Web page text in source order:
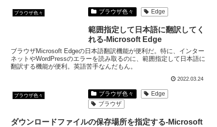
ブラウザ色々 ブラウザ色々 Edge
範囲指定して日本語に翻訳してく
れる-Microsoft Edge
ブラウザMicrosoft Edgeの日本語翻訳機能が便利だ。特に、インター
ネットやWordPressのエラーを読み取るのに、範囲指定して日本語に
翻訳する機能が便利。英語苦手なんだもん。
2022.03.24
ブラウザ色々 ブラウザ色々
Edge
ブラウザ
ダウンロードファイルの保存場所を指定する-Microsoft